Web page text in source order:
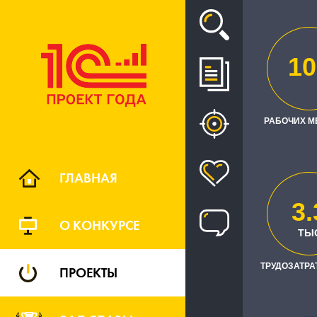
ГЛАВНАЯ
О КОНКУРСЕ
ПРОЕКТЫ
Проект
БАЗЕ
РАБОЧИХ